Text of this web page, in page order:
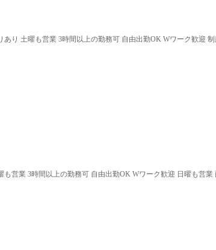
り 土曜も営業 3時間以上の勤務可 自由出勤OK Wワーク歓迎
営業 3時間以上の勤務可 自由出勤OK Wワーク歓迎 日曜も営業